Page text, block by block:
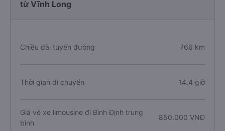
từ Vĩnh Long
Chiều dài tuyến đường 766 km
Thời gian di chuyển 14.4 giờ
Giá vé xe limousine đi Bình Định trung
bình
850.000 VNĐ